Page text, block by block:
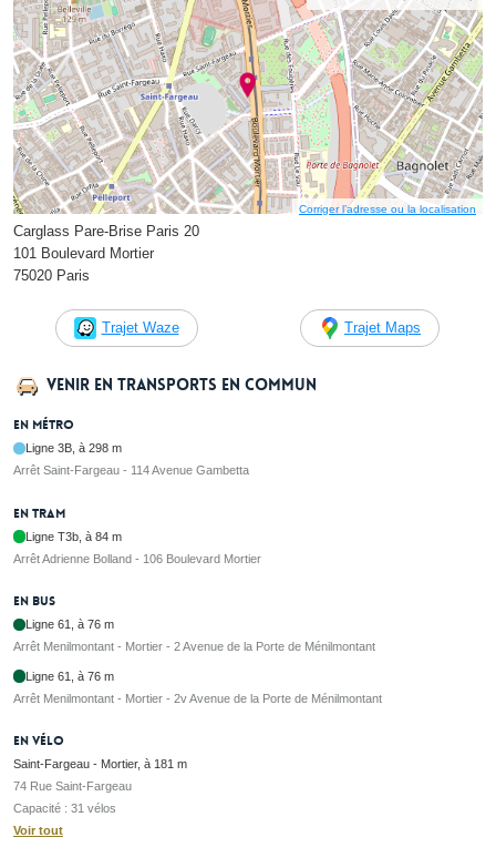
Corriger l’adresse ou la localisation
Carglass Pare-Brise Paris 20
101 Boulevard Mortier
75020 Paris
Trajet Waze Trajet Maps
Venir en transports en commun
En métro
Ligne 3B, à 298 m
Arrêt Saint-Fargeau - 114 Avenue Gambetta
En tram
Ligne T3b, à 84 m
Arrêt Adrienne Bolland - 106 Boulevard Mortier
En bus
Ligne 61, à 76 m
Arrêt Menilmontant - Mortier - 2 Avenue de la Porte de Ménilmontant
Ligne 61, à 76 m
Arrêt Menilmontant - Mortier - 2v Avenue de la Porte de Ménilmontant
En vélo
Saint-Fargeau - Mortier, à 181 m
74 Rue Saint-Fargeau
Capacité : 31 vélos
Voir tout